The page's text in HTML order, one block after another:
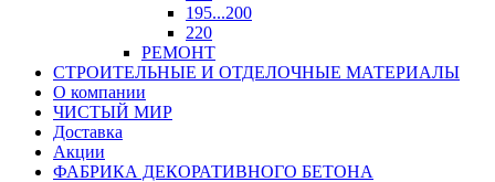
195...200
220
РЕМОНТ
СТРОИТЕЛЬНЫЕ И ОТДЕЛОЧНЫЕ МАТЕРИАЛЫ
О компании
ЧИСТЫЙ МИР
Доставка
Акции
ФАБРИКА ДЕКОРАТИВНОГО БЕТОНА